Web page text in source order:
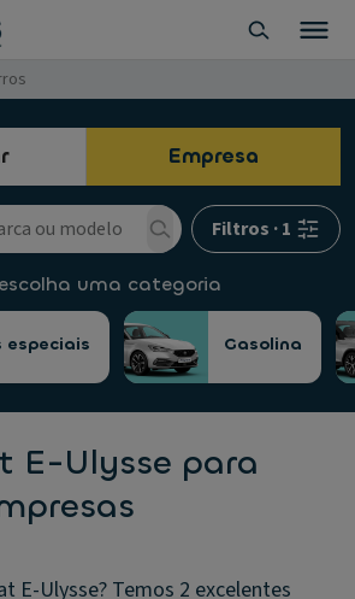
Empresa
Filtros ·1
uma categoria
Gasolina
E-Ulysse para
E-Ulysse? Temos 2 excelentes